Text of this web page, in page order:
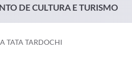
DE CULTURA E TURISMO
TATA TARDOCHI